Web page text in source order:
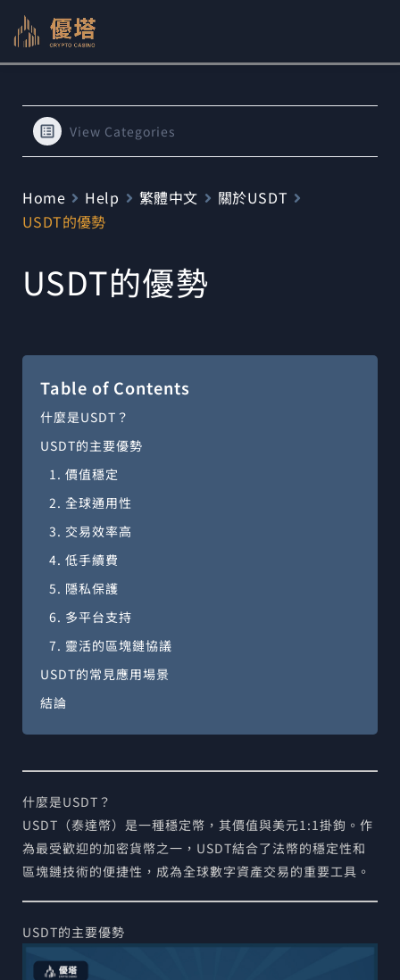
至
主
View Categories
Home Help 繁體中文
關於USDT
USDT的優勢
USDT的優勢
Table of Contents
什麼是USDT？
USDT的主要優勢
1. 價值穩定
2. 全球通用性
3. 交易效率高
4. 低手續費
5. 隱私保護
6. 多平台支持
7. 靈活的區塊鏈協議
USDT的常見應用場景
結論
什麼是USDT？
USDT（泰達幣）是一種穩定幣，其價值與美元1:1掛鉤。作
為最受歡迎的加密貨幣之一，USDT結合了法幣的穩定性和
區塊鏈技術的便捷性，成為全球數字資產交易的重要工具。
USDT的主要優勢